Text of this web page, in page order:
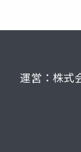
運営：株式